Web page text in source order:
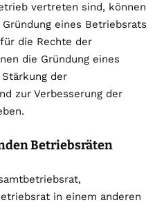
vertreten sind, können
eines Betriebsrats
die Rechte der
die Gründung eines
der
zur Verbesserung der
Betriebsräten
in einem anderen